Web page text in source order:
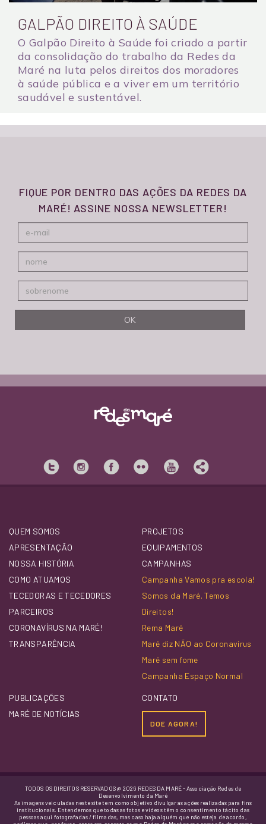
GALPÃO DIREITO À SAÚDE
O Galpão Direito à Saúde foi criado a partir
da consolidação do trabalho da Redes da
Maré na luta pelos direitos dos moradores
à saúde pública e a viver em um território
saudável e sustentável.
FIQUE POR DENTRO DAS AÇÕES DA REDES DA
MARÉ! ASSINE NOSSA NEWSLETTER!
QUEM SOMOS
APRESENTAÇÃO
NOSSA HISTÓRIA
COMO ATUAMOS
TECEDORAS E TECEDORES
PARCEIROS
CORONAVÍRUS NA MARÉ!
TRANSPARÊNCIA
PROJETOS
EQUIPAMENTOS
CAMPANHAS
Campanha Vamos pra escola!
Somos da Maré. Temos
Direitos!
Rema Maré
Maré diz NÃO ao Coronavírus
Maré sem fome
Campanha Espaço Normal
PUBLICAÇÕES
MARÉ DE NOTÍCIAS
CONTATO
DOE AGORA!
TODOS OS DIREITOS RESERVADOS @ 2026 REDES DA MARÉ - Associação Redes de
Desenvolvimento da Maré
As imagens veiculadas neste site tem como objetivo divulgar as ações realizadas para fins
institucionais. Entendemos que todas as fotos e vídeos têm o consentimento tácito das
pessoas aqui fotografadas / filmadas, mas caso haja alguém que não esteja de acordo,